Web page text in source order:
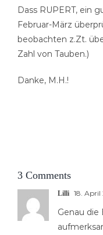
Dass RUPERT, ein
Februar-März
beobachten z.Zt.
Zahl von Tauben.)
Danke, M.H.!
3 Comments
Lilli 18. April
Genau die